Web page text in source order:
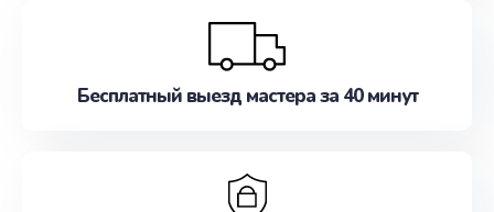
Бесплатный выезд мастера за 40 минут